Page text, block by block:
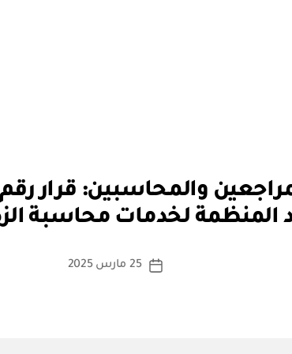
المنظمة لخدمات محاسبة
كاتب
بو
س
ة
تاريخ
25 مارس 2025